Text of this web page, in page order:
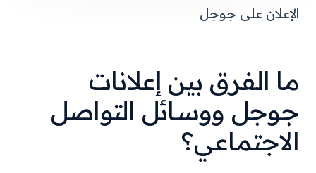
الإعلان على جوجل
ما الفرق بين إعلانات
جوجل ووسائل التواصل
الاجتماعي؟